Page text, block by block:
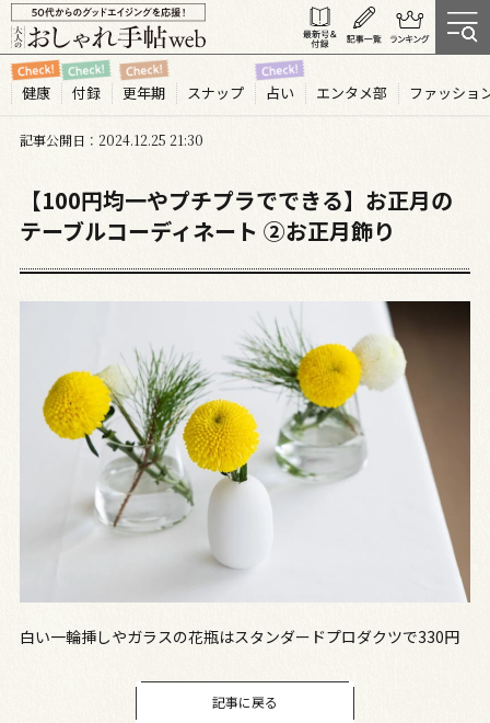
健康 付録 更年期 スナップ 占い エンタメ部 ファッショ
記事公開日 2024.12 25 21:30
【100円均一やプチプラでできる】お正月の
テーブルコーディネート ②お正月飾り
白い一輪挿しやガラスの花瓶はスタンダードプロダクツで330円
記事に戻る